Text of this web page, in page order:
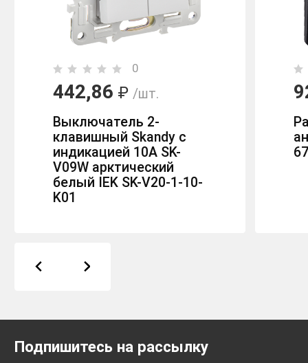
0
442,86 ₽ /шт.
Выключатель 2-
клавишный Skandy с
индикацией 10А SK-
V09W арктический
белый IEK SK-V20-1-10-
K01
Подпишитесь на рассылку